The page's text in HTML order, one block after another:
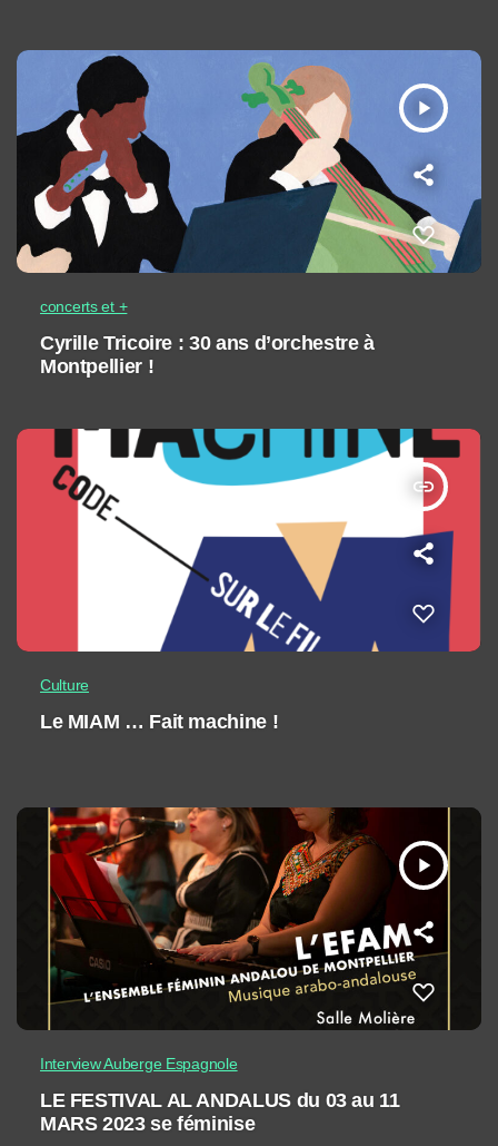
play_arrow
concerts et +
Cyrille Tricoire : 30 ans d’orchestre à
Montpellier !
insert_link
Culture
Le MIAM … Fait machine !
play_arrow
Interview Auberge Espagnole
LE FESTIVAL AL ANDALUS du 03 au 11
MARS 2023 se féminise